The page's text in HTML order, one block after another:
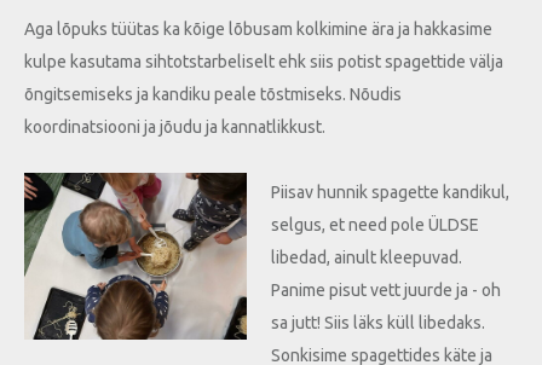
Aga lõpuks tüütas ka kõige lõbusam kolkimine ära ja hakkasime
kulpe kasutama sihtotstarbeliselt ehk siis potist spagettide välja
õngitsemiseks ja kandiku peale tõstmiseks. Nõudis
koordinatsiooni ja jõudu ja kannatlikkust.
Piisav hunnik spagette kandikul,
selgus, et need pole ÜLDSE
libedad, ainult kleepuvad.
Panime pisut vett juurde ja - oh
sa jutt! Siis läks küll libedaks.
Sonkisime spagettides käte ja